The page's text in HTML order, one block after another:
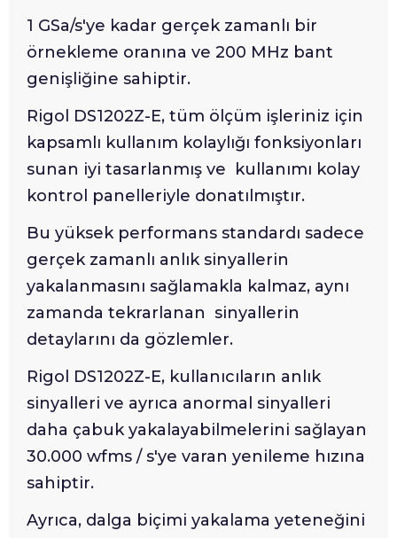
1 GSa/s'ye kadar gerçek zamanlı bir
örnekleme oranına ve 200 MHz bant
genişliğine sahiptir.
Rigol DS1202Z-E, tüm ölçüm işleriniz için
kapsamlı kullanım kolaylığı fonksiyonları
sunan iyi tasarlanmış ve kullanımı kolay
kontrol panelleriyle donatılmıştır.
Bu yüksek performans standardı sadece
gerçek zamanlı anlık sinyallerin
yakalanmasını sağlamakla kalmaz, aynı
zamanda tekrarlanan sinyallerin
detaylarını da gözlemler.
Rigol DS1202Z-E, kullanıcıların anlık
sinyalleri ve ayrıca anormal sinyalleri
daha çabuk yakalayabilmelerini sağlayan
30.000 wfms / s'ye varan yenileme hızına
sahiptir.
Ayrıca, dalga biçimi yakalama yeteneğini